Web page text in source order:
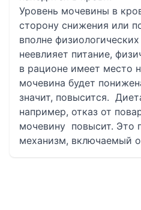
Уровень мочевины в
сторону снижения или
вполне
неевлияет питание,
в рационе имеет место
мочевина будет
значит, повысится.
например, отказ от
мочевину повысит. Это
механизм, включаемый